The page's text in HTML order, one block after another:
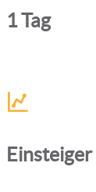
1 Tag
Einsteiger